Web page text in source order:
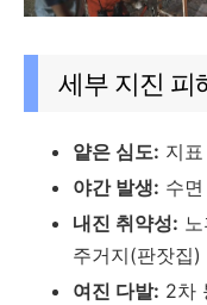
세부 지진 피
얕은 심도: 지
야간 발생: 수
내진 취약성:
주거지(판잣집)
여진 다발: 2차